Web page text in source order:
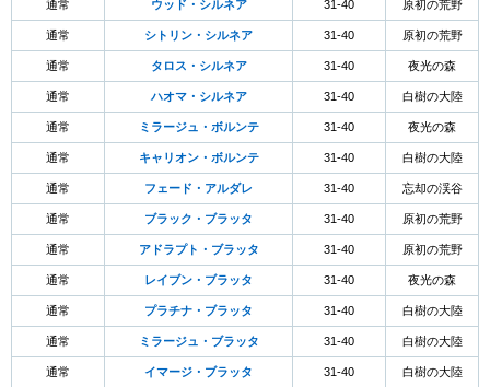
通常 ウッド・シルネア 31-40 原初の荒野
通常 シトリン・シルネア 31-40 原初の荒野
通常 タロス・シルネア 31-40 夜光の森
通常 ハオマ・シルネア 31-40 白樹の大陸
通常 ミラージュ・ボルンテ 31-40 夜光の森
通常 キャリオン・ボルンテ 31-40 白樹の大陸
通常 フェード・アルダレ 31-40 忘却の渓谷
通常 ブラック・ブラッタ 31-40 原初の荒野
通常 アドラプト・ブラッタ 31-40 原初の荒野
通常 レイブン・ブラッタ 31-40 夜光の森
通常 プラチナ・ブラッタ 31-40 白樹の大陸
通常 ミラージュ・ブラッタ 31-40 白樹の大陸
通常 イマージ・ブラッタ 31-40 白樹の大陸